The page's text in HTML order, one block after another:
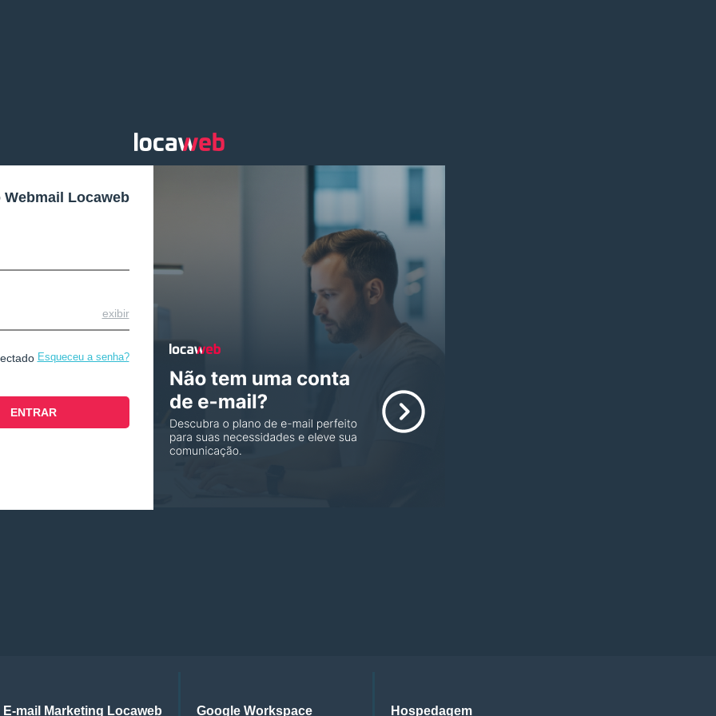
Webmail Locaweb
exibir
Esqueceu a senha?
E-mail Marketing Locaweb Google Workspace Hospedagem